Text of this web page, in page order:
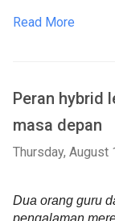
Read More
Peran hybrid
masa depan
Thursday, August
Dua orang guru
pengalaman